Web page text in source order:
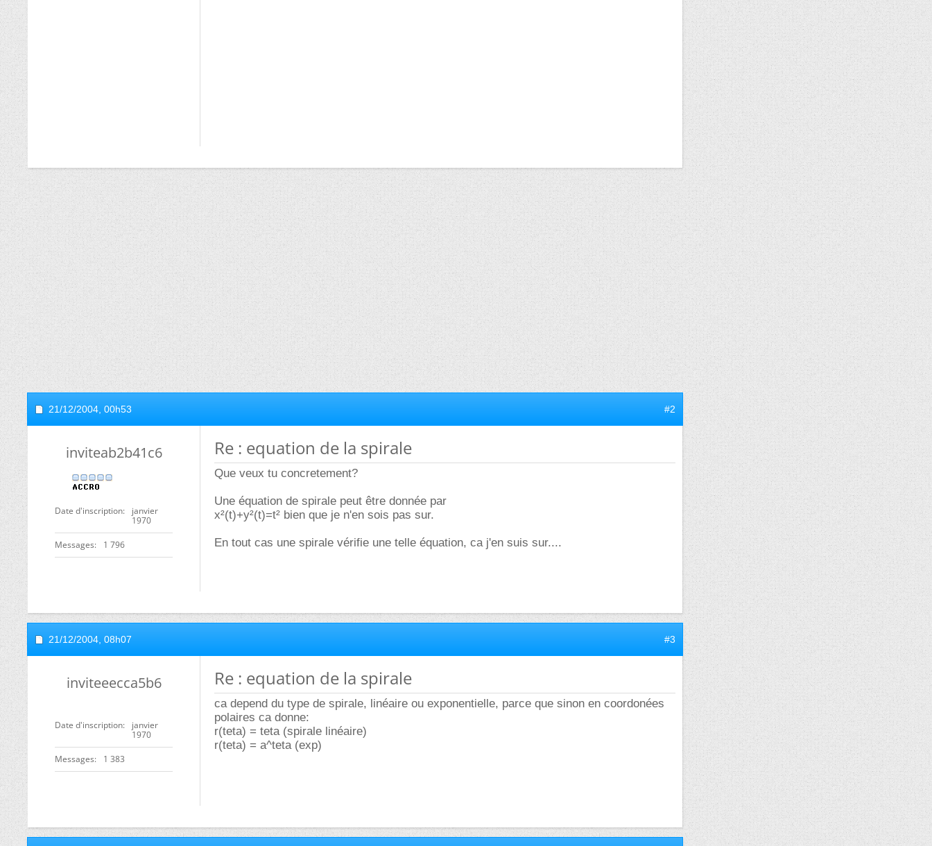
21/12/2004, 00h53 #2
inviteab2b41c6
Date d'inscription
janvier
1970
Messages 1 796
Re : equation de la spirale
Que veux tu concretement?
Une équation de spirale peut être donnée par
x²(t)+y²(t)=t² bien que je n'en sois pas sur.
En tout cas une spirale vérifie une telle équation, ca j'en suis sur....
21/12/2004, 08h07 #3
inviteeecca5b6
Date d'inscription
janvier
1970
Messages 1 383
Re : equation de la spirale
ca depend du type de spirale, linéaire ou exponentielle, parce que sinon en coordonées
polaires ca donne:
r(teta) = teta (spirale linéaire)
r(teta) = a^teta (exp)